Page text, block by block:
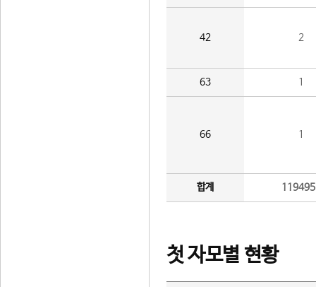
42 2
63 1
66 1
합계
첫 자모별 현황